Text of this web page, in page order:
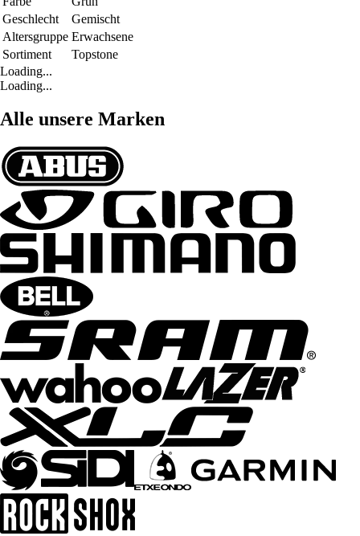
Geschlecht
Gemischt
Altersgruppe Erwachsene
Sortiment
Topstone
Loading...
Loading...
Alle unsere Marken